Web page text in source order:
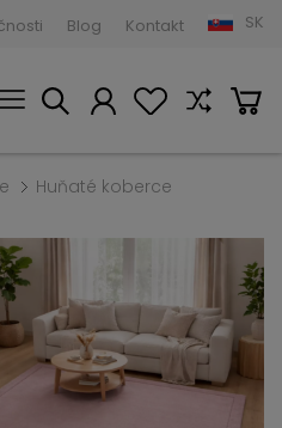
Blog Kontakt SK
Huňaté koberce